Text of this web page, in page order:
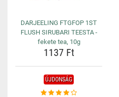
DARJEELING FTGFOP 1ST
FLUSH SIRUBARI TEESTA -
fekete tea, 10g
1137 Ft
ÚJDONSÁG